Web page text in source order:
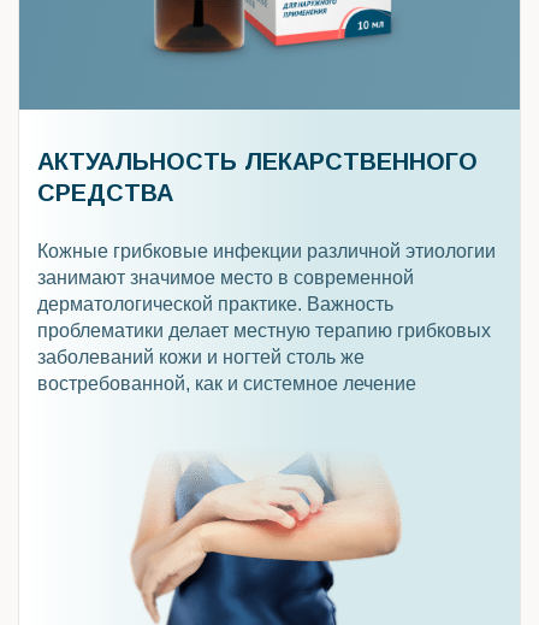
АКТУАЛЬНОСТЬ ЛЕКАРСТВЕННОГО
СРЕДСТВА
Кожные грибковые инфекции различной этиологии
занимают значимое место в современной
дерматологической практике. Важность
проблематики делает местную терапию грибковых
заболеваний кожи и ногтей столь же
востребованной, как и системное лечение